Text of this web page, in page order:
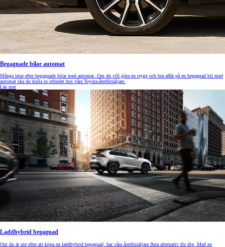
Begagnade bilar automat
Många letar efter begagnade bilar med automat. Om du vill göra en trygg och bra affär på en begagnad bil med
automat ska du kolla in utbudet hos våra Toyota-återförsäljare.
Läs mer
Laddhybrid begagnad
Om du är ute efter att köpa en laddhybrid begagnad, har våra återförsäljare flera alternativ för dig. Med en